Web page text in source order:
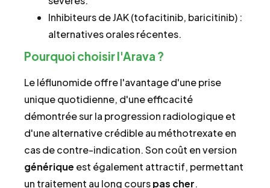
Inhibiteurs de JAK (tofacitinib, baricitinib) :
alternatives orales récentes.
Pourquoi choisir l'Arava ?
Le léflunomide offre l'avantage d'une prise
unique quotidienne, d'une efficacité
démontrée sur la progression radiologique et
d'une alternative crédible au méthotrexate en
cas de contre-indication. Son coût en version
générique est également attractif, permettant
un traitement au long courspas cher.